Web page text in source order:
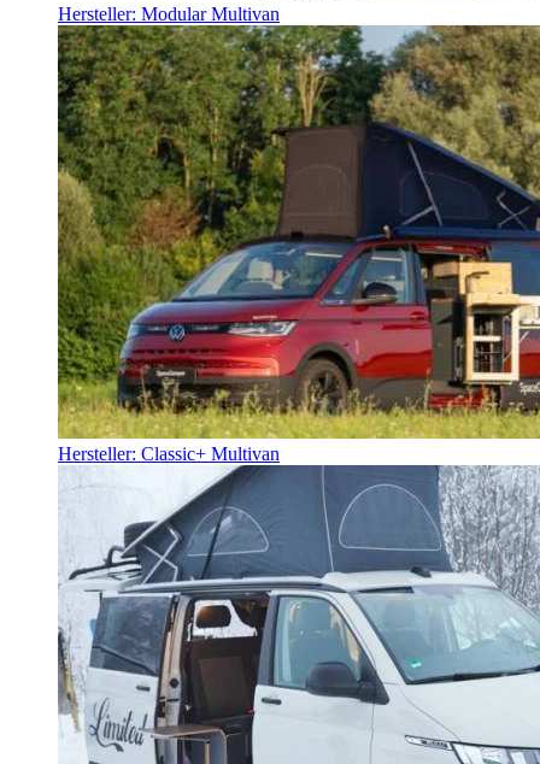
Hersteller: Modular Multivan
Hersteller: Classic+ Multivan